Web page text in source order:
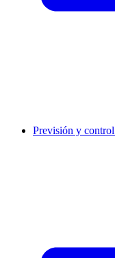
Previsión y